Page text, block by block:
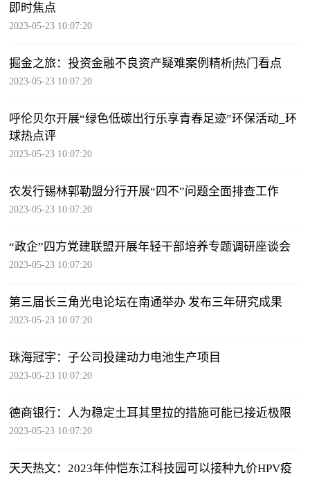
即时焦点
2023-05-23 10:07:20
掘金之旅：投资金融不良资产疑难案例精析|热门看点
2023-05-23 10:07:20
呼伦贝尔开展“绿色低碳出行乐享青春足迹”环保活动_环
球热点评
2023-05-23 10:07:20
农发行锡林郭勒盟分行开展“四不”问题全面排查工作
2023-05-23 10:07:20
“政企”四方党建联盟开展年轻干部培养专题调研座谈会
2023-05-23 10:07:20
第三届长三角光电论坛在南通举办 发布三年研究成果
2023-05-23 10:07:20
珠海冠宇：子公司投建动力电池生产项目
2023-05-23 10:07:20
德商银行：人为稳定土耳其里拉的措施可能已接近极限
2023-05-23 10:07:20
天天热文：2023年仲恺东江科技园可以接种九价HPV疫